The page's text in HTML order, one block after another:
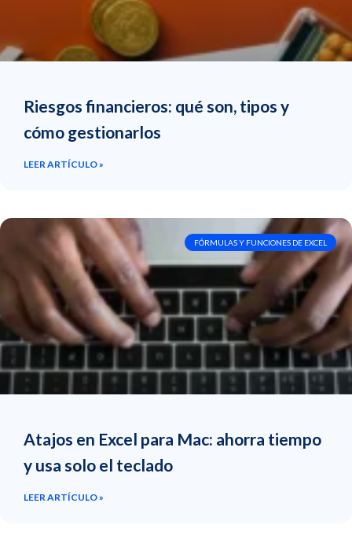
Riesgos financieros: qué son, tipos y
cómo gestionarlos
LEER ARTÍCULO »
FÓRMULAS Y FUNCIONES DE EXCEL
Atajos en Excel para Mac: ahorra tiempo
y usa solo el teclado
LEER ARTÍCULO »